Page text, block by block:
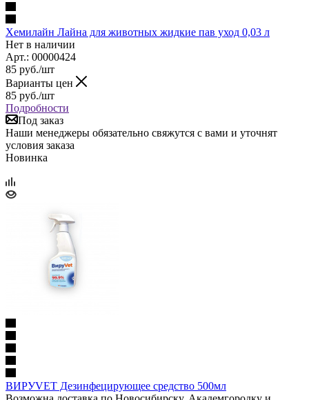
Хемилайн Лайна для животных жидкие пав уход 0,03 л
Нет в наличии
Арт.: 00000424
85 руб./шт
Варианты цен
85 руб./шт
Подробности
Под заказ
Наши менеджеры обязательно свяжутся с вами и уточнят
условия заказа
Новинка
ВИРУVET Дезинфецирующее средство 500мл